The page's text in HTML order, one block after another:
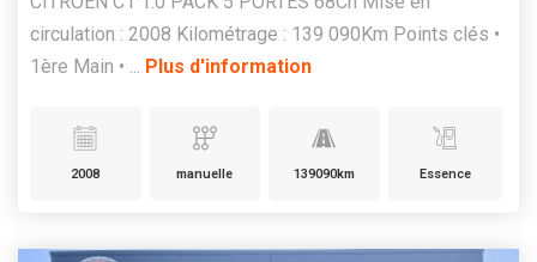
circulation : 2008 Kilométrage : 139 090Km Points clés •
1ère Main • ... Plus d'information
2008 manuelle 139090km Essence